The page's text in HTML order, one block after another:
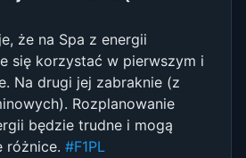
że na Spa z energii
się korzystać w pierwszym i
Na drugi jej zabraknie (z
Rozplanowanie
będzie trudne i mogą
różnice. #F1PL